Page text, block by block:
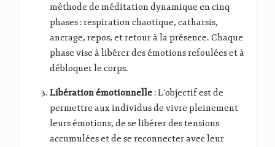
méthode de méditation dynamique en cinq
phases : respiration chaotique, catharsis,
ancrage, repos, et retour à la présence. Chaque
phase vise à libérer des émotions refoulées et à
débloquer le corps.
Libération émotionnelle : L’objectif est de
permettre aux individus de vivre pleinement
leurs émotions, de se libérer des tensions
accumulées et de se reconnecter avec leur